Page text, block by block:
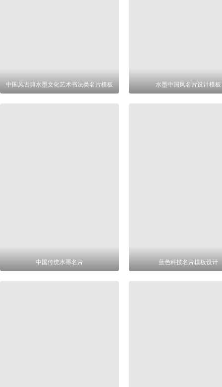
中国风古典水墨文化艺术书法类名片模板 水墨中国风名片设计模板
中国传统水墨名片 蓝色科技名片模板设计